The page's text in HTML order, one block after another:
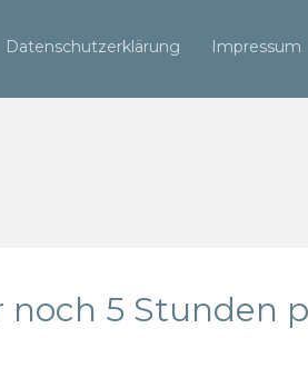
Datenschutzerklärung Impressum
noch 5 Stunden